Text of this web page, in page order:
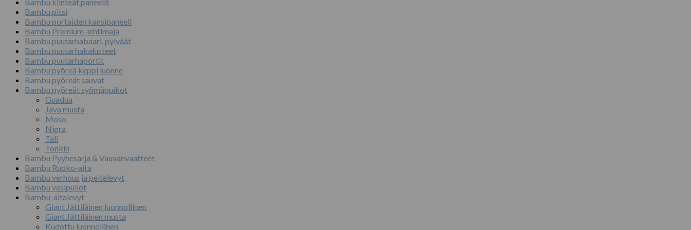
Bambu pitsi
Bambu portaiden kansipaneeli
Bambu Premium-lehtimaja
Bambu puutarhabaari, pylväät
Bambu puutarhakalusteet
Bambu puutarhaportit
Bambu pyöreä keppi luonne
Bambu pyöreät sauvat
Bambu pyöreät syömäpuikot
Guadua
Java musta
Moso
Nigra
Tali
Tonkin
Bambu Pyyhesarja & Vauvanvaatteet
Bambu Ruoko-aita
Bambu verhous ja peitelevyt
Bambu vesipullot
Bambu-aitalevyt
Giant Jättiläinen luonnollinen
Giant Jättiläinen musta
Kudottu luonnollinen